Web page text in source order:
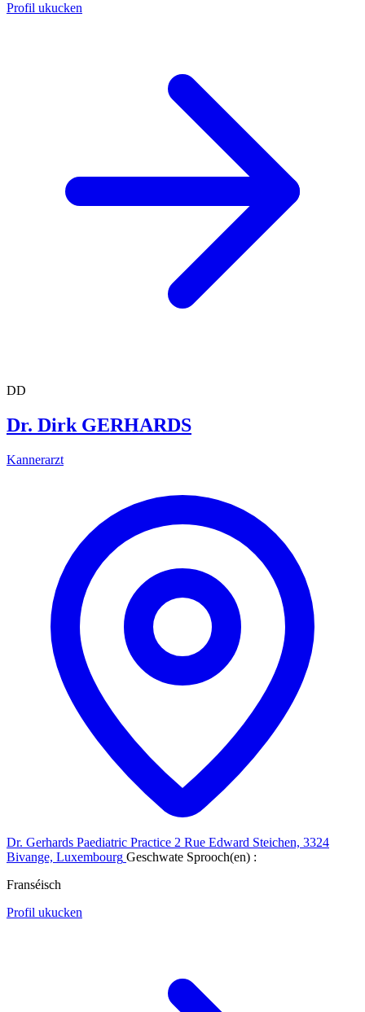
Profil ukucken
DD
Dr. Dirk GERHARDS
Kannerarzt
Dr. Gerhards Paediatric Practice 2 Rue Edward Steichen, 3324
Bivange, Luxembourg Geschwate Sprooch(en) :
Franséisch
Profil ukucken